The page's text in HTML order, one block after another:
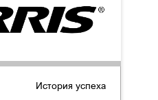
История успеха